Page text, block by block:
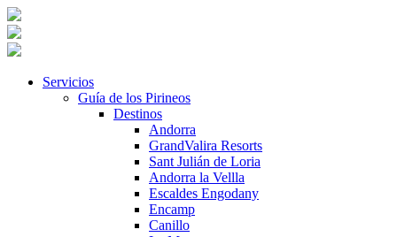
Servicios
Guía de los Pirineos
Destinos
Andorra
GrandValira Resorts
Sant Julián de Loria
Andorra la Vellla
Escaldes Engodany
Encamp
Canillo